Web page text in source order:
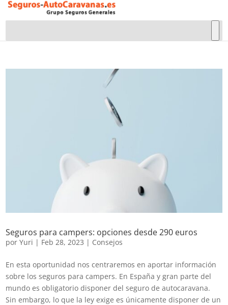
Seguros para campers: opciones desde 290 euros
porYuri | Feb 28, 2023 | Consejos
En esta oportunidad nos centraremos en aportar información
sobre los seguros para campers. En España y gran parte del
mundo es obligatorio disponer del seguro de autocaravana.
Sin embargo, lo que la ley exige es únicamente disponer de un